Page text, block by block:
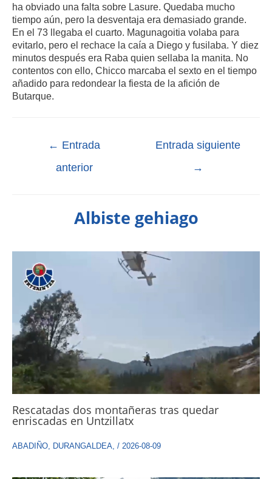
ha obviado una falta sobre Lasure. Quedaba mucho
tiempo aún, pero la desventaja era demasiado grande.
En el 73 llegaba el cuarto. Magunagoitia volaba para
evitarlo, pero el rechace la caía a Diego y fusilaba. Y diez
minutos después era Raba quien sellaba la manita. No
contentos con ello, Chicco marcaba el sexto en el tiempo
añadido para redondear la fiesta de la afición de
Butarque.
← Entrada
anterior
Entrada siguiente
→
Albiste gehiago
Rescatadas dos montañeras tras quedar
enriscadas en Untzillatx
ABADIÑO, DURANGALDEA, / 2026-08-09